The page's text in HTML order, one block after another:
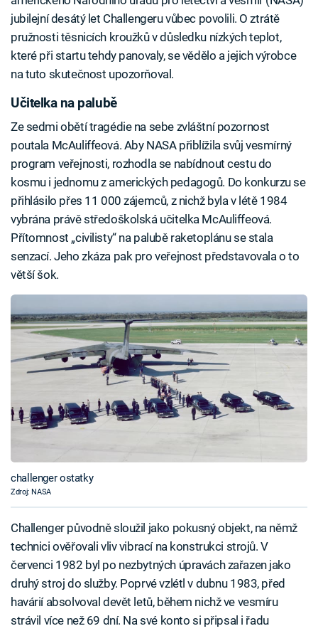
jubilejní desátý let Challengeru vůbec povolili. O ztrátě
pružnosti těsnicích kroužků v důsledku nízkých teplot,
které při startu tehdy panovaly, se vědělo a jejich výrobce
na tuto skutečnost upozorňoval.
Učitelka na palubě
Ze sedmi obětí tragédie na sebe zvláštní pozornost
poutala McAuliffeová. Aby NASA přiblížila svůj vesmírný
program veřejnosti, rozhodla se nabídnout cestu do
kosmu i jednomu z amerických pedagogů. Do konkurzu se
přihlásilo přes 11 000 zájemců, z nichž byla v létě 1984
vybrána právě středoškolská učitelka McAuliffeová.
Přítomnost „civilisty“ na palubě raketoplánu se stala
senzací. Jeho zkáza pak pro veřejnost představovala o to
větší šok.
challenger ostatky
Zdroj: NASA
Challenger původně sloužil jako pokusný objekt, na němž
technici ověřovali vliv vibrací na konstrukci strojů. V
červenci 1982 byl po nezbytných úpravách zařazen jako
druhý stroj do služby. Poprvé vzlétl v dubnu 1983, před
havárií absolvoval devět letů, během nichž ve vesmíru
strávil více než 69 dní. Na své konto si připsal i řadu